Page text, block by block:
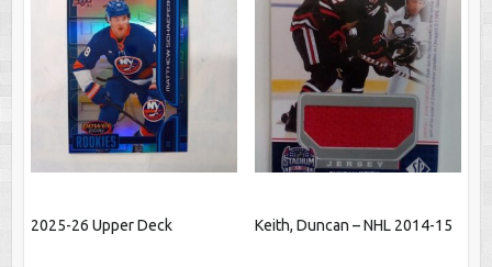
2025-26 Upper Deck Keith, Duncan – NHL 2014-15